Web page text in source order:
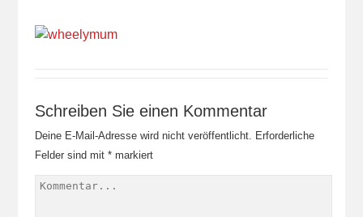
Schreiben Sie einen Kommentar
Deine E-Mail-Adresse wird nicht veröffentlicht. Erforderliche
Felder sind mit *markiert